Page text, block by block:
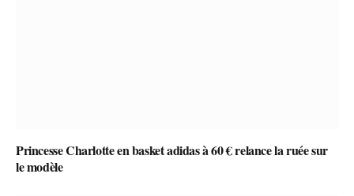
Princesse Charlotte en basket adidas à 60 € relance la ruée sur
le modèle